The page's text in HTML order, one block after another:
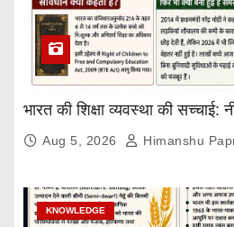
भारत की शिक्षा व्यवस्था की सच्चाई:
Aug 5, 2026 Himanshu
KNOWLEDGE